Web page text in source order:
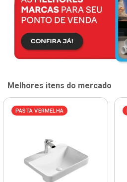
Melhores itens do mercado
PASTA VERMELHA